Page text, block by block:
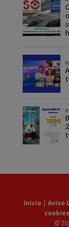
Inicio |Aviso
cookies
©